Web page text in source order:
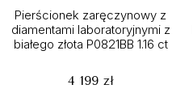
Pierścionek zaręczynowy z
diamentami laboratoryjnymi z
białego złota P0821BB 1.16 ct
4 199 zł